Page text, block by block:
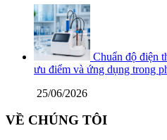
Chuẩn độ điện
ưu điểm và ứng dụng trong
25/06/2026
VỀ CHÚNG TÔI